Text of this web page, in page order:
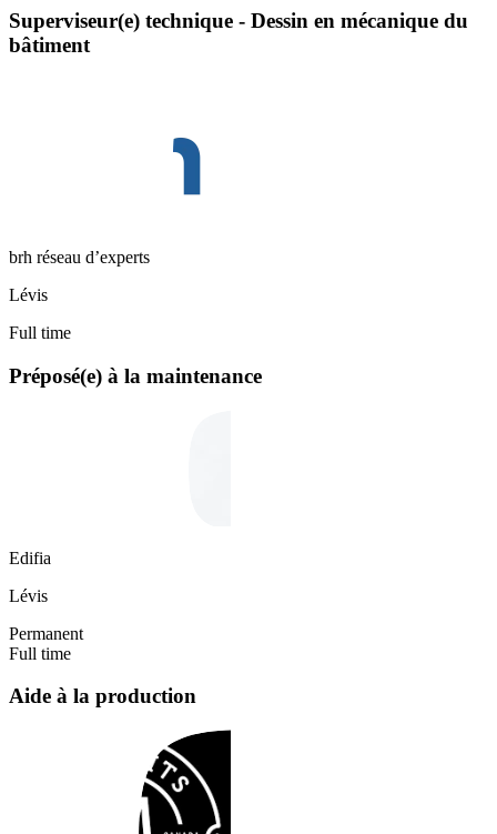
Superviseur(e) technique - Dessin en mécanique du
bâtiment
brh réseau d’experts
Lévis
Full time
Préposé(e) à la maintenance
Edifia
Lévis
Permanent
Full time
Aide à la production